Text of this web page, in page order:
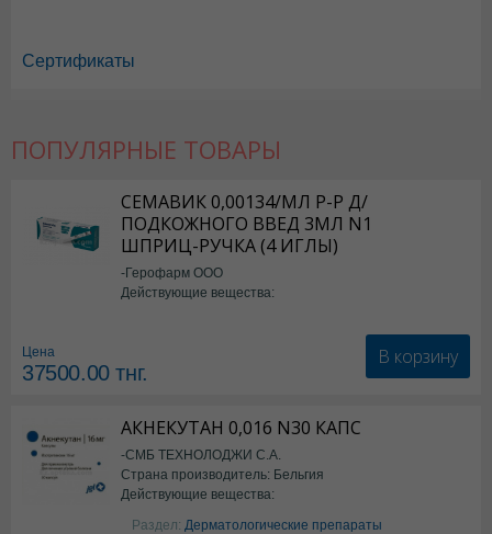
Сертификаты
ПОПУЛЯРНЫЕ ТОВАРЫ
СЕМАВИК 0,00134/МЛ Р-Р Д/
ПОДКОЖНОГО ВВЕД 3МЛ N1
ШПРИЦ-РУЧКА (4 ИГЛЫ)
-Герофарм ООО
Действующие вещества:
Цена
37500.00тнг.
В корзину
АКНЕКУТАН 0,016 N30 КАПС
-СМБ ТЕХНОЛОДЖИ С.А.
Страна производитель: Бельгия
Действующие вещества:
Изотретиноин
Раздел: Дерматологические препараты